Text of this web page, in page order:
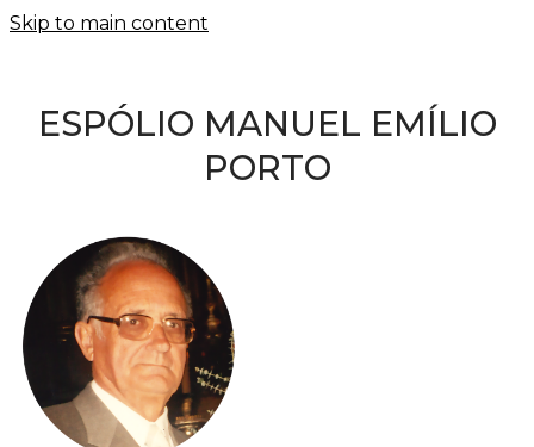
Skip to main content
ESPÓLIO MANUEL EMÍLIO
PORTO